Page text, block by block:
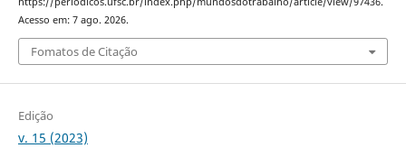
Acesso em: 7 ago. 2026.
Fomatos de Citação
Edição
v. 15 (2023)